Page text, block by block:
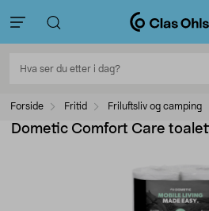
Forside Fritid Friluftsliv og camping
Dometic Comfort Care